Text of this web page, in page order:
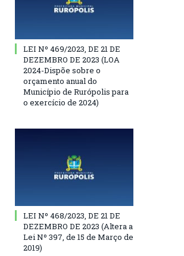
LEI Nº 469/2023, DE 21 DE
DEZEMBRO DE 2023 (LOA
2024-Dispõe sobre o
orçamento anual do
Município de Rurópolis para
o exercício de 2024)
LEI Nº 468/2023, DE 21 DE
DEZEMBRO DE 2023 (Altera a
Lei Nº 397, de 15 de Março de
2019)